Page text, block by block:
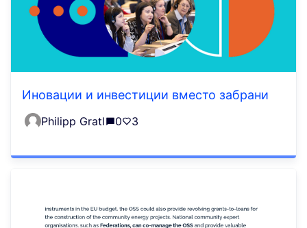
Иновации и инвестиции вместо забрани
Philipp Gratl 0 3